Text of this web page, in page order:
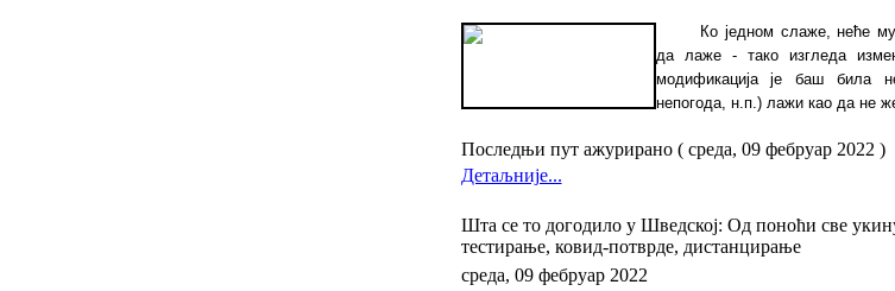
Ко једном слаже, неће
да лаже - тако изгледа
модификација је баш била
непогода, н.п.) лажи као да не
Последњи пут ажурирано ( среда, 09 фебруар 2022 )
Детаљније...
Шта се то догодило у Шведској: Од поноћи све
тестирање, ковид-потврде, дистанцирање
среда, 09 фебруар 2022